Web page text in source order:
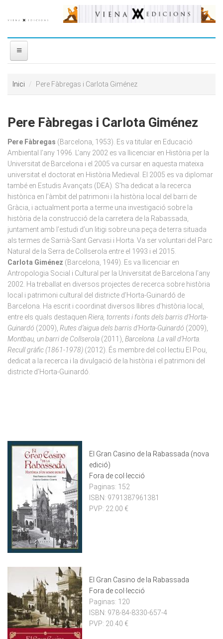
DISTRIBUÏDORA
PREMIS
CONTACTE
Inici Pere Fàbregas i Carlota Giménez
Pere Fàbregas i Carlota Giménez
Pere Fàbregas (Barcelona, 1953). Es va titular en Educació
Ambiental l’any 1996. L’any 2002 es va llicenciar en Història per la
Universitat de Barcelona i el 2005 va cursar en aquesta mateixa
universitat el doctorat en Història Medieval. El 2005 es va diplomar
també en Estudis Avançats (DEA). S’ha dedicat a la recerca
històrica en l’àmbit del patrimoni i la història local del barri de
Gràcia, i actualment porta a terme una investigació sobre la
història de la construcció de la carretera de la Rabassada,
juntament amb l’estudi d’un litigi sobre una peça de terra situada
als termes de Sarrià-Sant Gervasi i Horta. Va ser voluntari del Parc
Natural de la Serra de Collserola entre el 1993 i el 2015.
Carlota Giménez (Barcelona, 1949). Es va llicenciar en
Antropologia Social i Cultural per la Universitat de Barcelona l’any
2002. Ha treballat en diversos projectes de recerca sobre història
local i patrimoni cultural del districte d’Hor­ta-Guinardó de
Barcelona. Ha escrit i coordinat diversos llibres d’història local,
entre els quals destaquen Riera, torrents i fonts dels barris d’Horta-
Guinardó (2009), Rutes d’aigua dels barris d’Hor­ta-Guinardó (2009),
Montbau, un barri de Collserola (2011), Barcelona. La vall d’Horta.
Recull gràfic (1861-1978) (2012). És mem­bre del col·lectiu El Pou,
dedicat a la recerca i la divulgació de la història i el patrimoni del
districte d’Horta-Guinardó.
El Gran Casino de la Rabassada (nova
edició)
Fora de col·lecció
Paginas: 152
ISBN: 9791387961381
PVP: 22.00 €
El Gran Casino de la Rabassada
Fora de col·lecció
Paginas: 120
ISBN: 978-84-8330-657-4
PVP: 20.40 €